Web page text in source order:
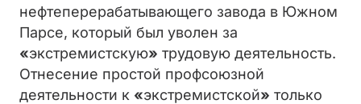
нефтеперерабатывающего завода в Южном
Парсе, который был уволен за
«экстремистскую» трудовую деятельность.
Отнесение простой профсоюзной
деятельности к «экстремистской» только